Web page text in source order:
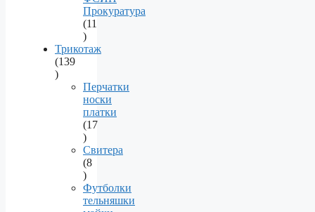
Прокуратура
11
11
products
Трикотаж
139
139
productsПерчатки
носки
платки
17
17
products
Свитера
8
8
products
Футболки
тельняшки